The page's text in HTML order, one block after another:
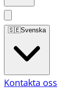
🇸🇪Svenska
Kontakta oss